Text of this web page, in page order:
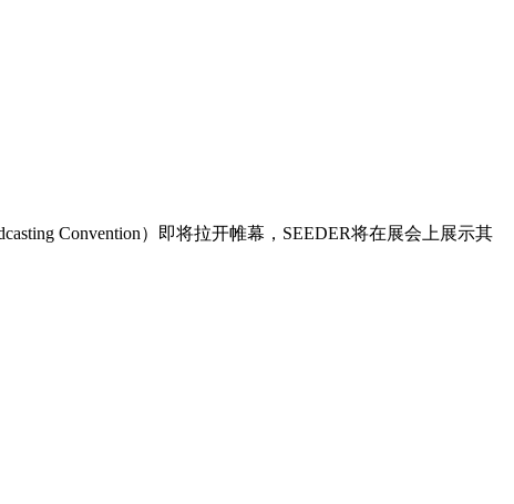
Convention）即将拉开帷幕，SEEDER将在展会上展示其